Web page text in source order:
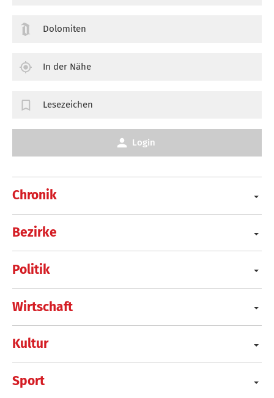
Chronik
Bezirke
Politik
Wirtschaft
Kultur
Sport
Dolomiten
In der Nähe
Lesezeichen
Login